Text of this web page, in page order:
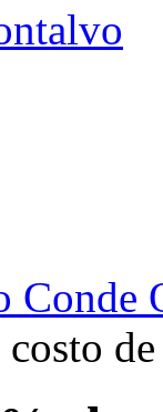
Conde
de